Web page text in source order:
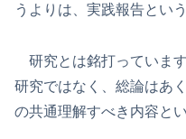
うよりは、実践報告とい
研究とは銘打っていま
研究ではなく、総論はあ
の共通理解すべき内容と